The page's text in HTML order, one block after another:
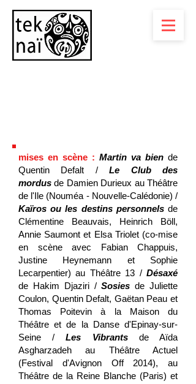
mises en scène : Martin va bien de
Quentin Defalt /Le Club des
mordus de Damien Durieux au Théâtre
de l'Ile (Nouméa - Nouvelle-Calédonie) /
Kaïros ou les destins personnelsde
Clémentine Beauvais, Heinrich Böll,
Annie Saumont et Elsa Triolet (co-mise
en scène avec Fabian Chappuis,
Justine Heynemann et Sophie
Lecarpentier) au Théâtre 13 / Désaxé
de Hakim Djaziri /Sosies de Juliette
Coulon, Quentin Defalt, Gaëtan Peau et
Thomas Poitevin à la Maison du
Théâtre et de la Danse d'Epinay-sur-
Seine /Les Vibrantsde Aïda
Asgharzadeh au Théâtre Actuel
(Festival d'Avignon Off 2014), au
Théâtre de la Reine Blanche (Paris) et